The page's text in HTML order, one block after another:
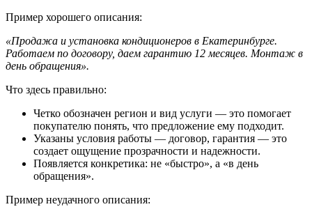
Пример хорошего описания:
«Продажа и установка кондиционеров в Екатеринбурге.
Работаем по договору, даем гарантию 12 месяцев. Монтаж в
день обращения».
Что здесь правильно:
Четко обозначен регион и вид услуги — это помогает
покупателю понять, что предложение ему подходит.
Указаны условия работы — договор, гарантия — это
создает ощущение прозрачности и надежности.
Появляется конкретика: не «быстро», а «в день
обращения».
Пример неудачного описания: